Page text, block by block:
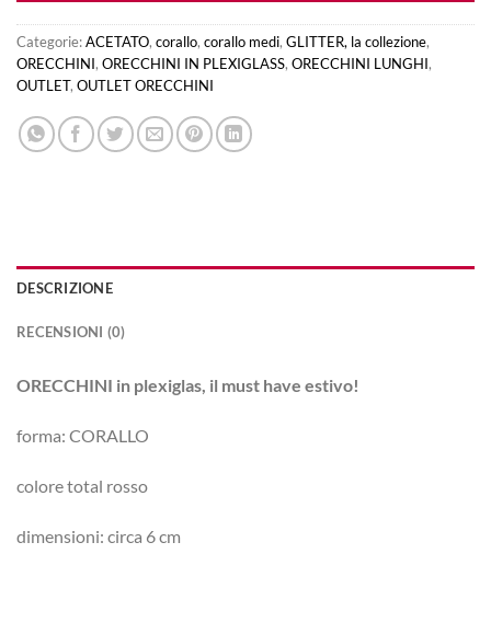
Categorie:ACETATO, corallo, corallo medi, GLITTER, la collezione,
ORECCHINI, ORECCHINI IN PLEXIGLASS, ORECCHINI LUNGHI,
OUTLET, OUTLET ORECCHINI
DESCRIZIONE
RECENSIONI (0)
ORECCHINI in plexiglas, il must have estivo!
forma: CORALLO
colore total rosso
dimensioni: circa 6 cm